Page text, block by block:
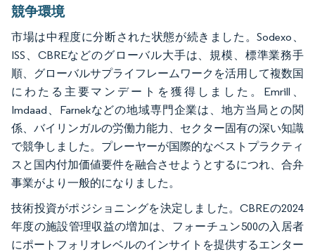
競争環境
市場は中程度に分断された状態が続きました。Sodexo、
ISS、CBREなどのグローバル大手は、規模、標準業務手
順、グローバルサプライフレームワークを活用して複数国
にわたる主要マンデートを獲得しました。Emrill、
Imdaad、Farnekなどの地域専門企業は、地方当局との関
係、バイリンガルの労働力能力、セクター固有の深い知識
で競争しました。プレーヤーが国際的なベストプラクティ
スと国内付加価値要件を融合させようとするにつれ、合弁
事業がより一般的になりました。
技術投資がポジショニングを決定しました。CBREの2024
年度の施設管理収益の増加は、フォーチュン500の入居者
にポートフォリオレベルのインサイトを提供するエンター